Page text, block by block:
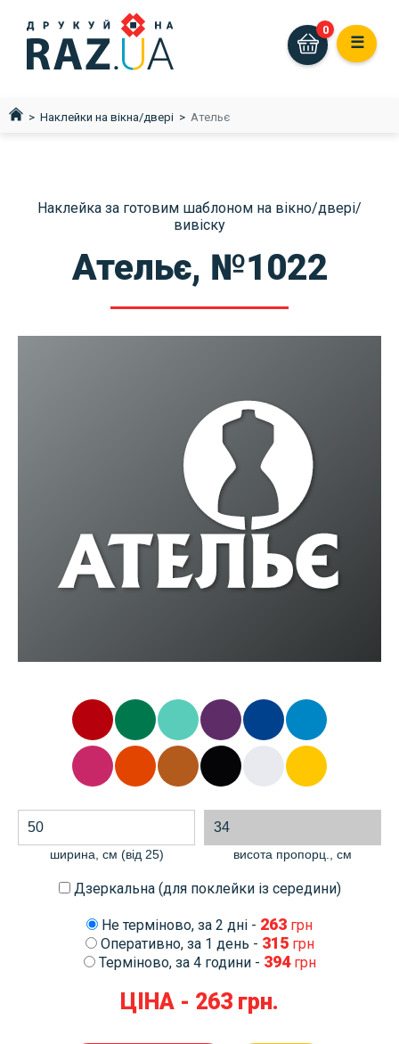
☰
0
Наклейки на вікна/двері Ательє
Наклейка за готовим шаблоном на вікно/двері/
вивіску
Ательє, №1022
ширина, см (від 25) висота пропорц., cм
Дзеркальна (для поклейки із середини)
Не терміново, за 2 дні - 263 грн
Оперативно, за 1 день - 315 грн
Терміново, за 4 години - 394 грн
ЦІНА - 263 грн.